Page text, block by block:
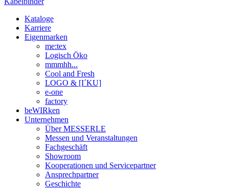
Kataloge
Karriere
Eigenmarken
me:tex
Logisch Öko
mmmhh...
Cool and Fresh
LOGO & [I´KU]
e-one
factory
beWIRken
Unternehmen
Über MESSERLE
Messen und Veranstaltungen
Fachgeschäft
Showroom
Kooperationen und Servicepartner
Ansprechpartner
Geschichte